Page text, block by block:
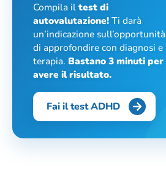
Compila iltest di
autovalutazione!Ti darà
un’indicazione sull’opportunità
di approfondire con diagnosi e
terapia. Bastano 3 minuti per
avere il risultato.
Fai il test ADHD